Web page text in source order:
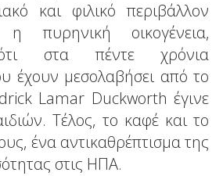
και φιλικό περιβάλλον
πυρηνική οικογένεια,
στα πέντε χρόνια
έχουν μεσολαβήσει από το
Lamar Duckworth έγινε
Τέλος, το καφέ και το
ένα αντικαθρέπτισμα της
στις ΗΠΑ.